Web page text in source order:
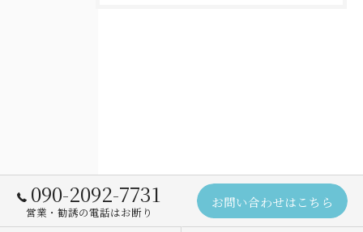
090-2092-7731
営業・勧誘の電話はお断り
お問い合わせはこちら